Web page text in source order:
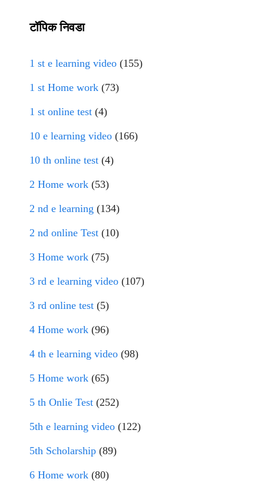
टॉपिक निवडा
1 st e learning video (155)
1 st Home work (73)
1 st online test (4)
10 e learning video (166)
10 th online test (4)
2 Home work (53)
2 nd e learning (134)
2 nd online Test (10)
3 Home work (75)
3 rd e learning video (107)
3 rd online test (5)
4 Home work (96)
4 th e learning video (98)
5 Home work (65)
5 th Onlie Test (252)
5th e learning video (122)
5th Scholarship (89)
6 Home work (80)